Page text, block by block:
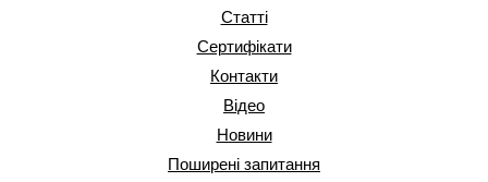
Статті
Сертифікати
Контакти
Відео
Новини
Поширені запитання